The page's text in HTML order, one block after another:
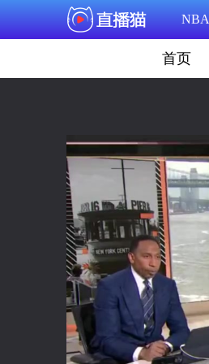
NBA
首页